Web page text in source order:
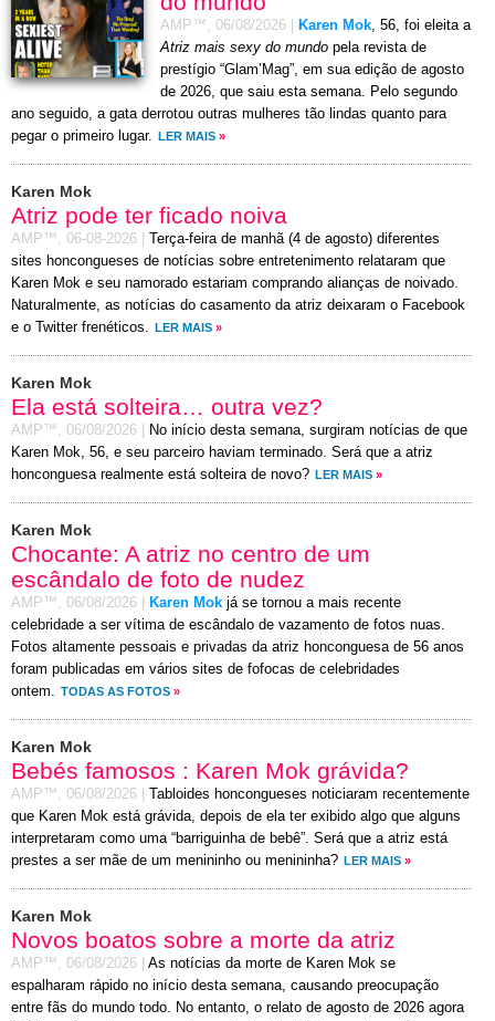
AMP™, 06/08/2026 Karen Mok, 56, foi eleita a
Atriz mais sexy do mundo pela revista de
prestígio “Glam’Mag”, em sua edição de agosto
de 2026, que saiu esta semana. Pelo segundo
ano seguido, a gata derrotou outras mulheres tão lindas quanto para
pegar o primeiro lugar.
LER MAIS »
Karen Mok
Atriz pode ter ficado noiva
AMP™, 06-08-2026
Terça-feira de manhã (4 de agosto) diferentes
sites honcongueses de notícias sobre entretenimento relataram que
Karen Mok e seu namorado estariam comprando alianças de noivado.
Naturalmente, as notícias do casamento da atriz deixaram o Facebook
e o Twitter frenéticos.
LER MAIS »
Karen Mok
Ela está solteira… outra vez?
AMP™, 06/08/2026
No início desta semana, surgiram notícias de que
Karen Mok, 56, e seu parceiro haviam terminado. Será que a atriz
honconguesa realmente está solteira de novo? LER MAIS »
Karen Mok
Chocante: A atriz no centro de um
escândalo de foto de nudez
AMP™, 06/08/2026 Karen Mok já se tornou a mais recente
celebridade a ser vítima de escândalo de vazamento de fotos nuas.
Fotos altamente pessoais e privadas da atriz honconguesa de 56 anos
foram publicadas em vários sites de fofocas de celebridades
ontem. TODAS AS FOTOS »
Karen Mok
Bebés famosos : Karen Mok grávida?
AMP™, 06/08/2026
Tabloides honcongueses noticiaram recentemente
que Karen Mok está grávida, depois de ela ter exibido algo que alguns
interpretaram como uma “barriguinha de bebê”. Será que a atriz está
prestes a ser mãe de um menininho ou menininha? LER MAIS »
Karen Mok
Novos boatos sobre a morte da atriz
AMP™, 06/08/2026
As notícias da morte de Karen Mok se
espalharam rápido no início desta semana, causando preocupação
entre fãs do mundo todo. No entanto, o relato de agosto de 2026 agora